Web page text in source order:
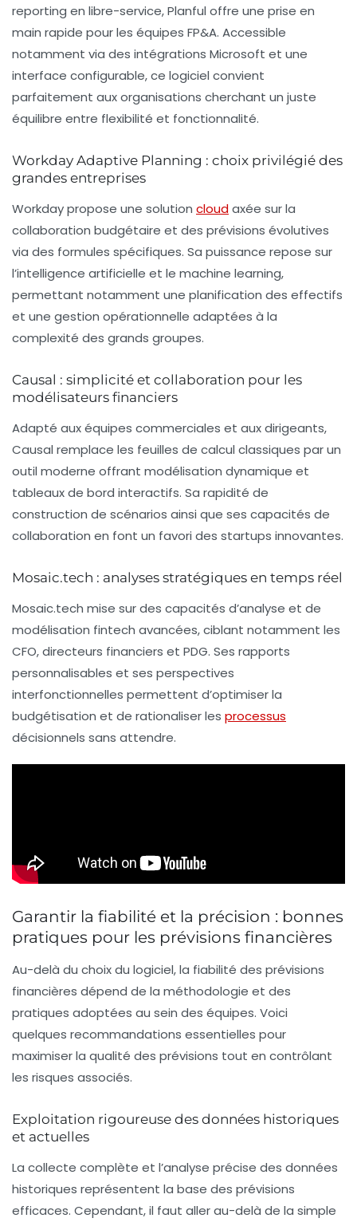
reporting en libre-service, Planful offre une prise en
main rapide pour les équipes FP&A. Accessible
notamment via des intégrations Microsoft et une
interface configurable, ce logiciel convient
parfaitement aux organisations cherchant un juste
équilibre entre flexibilité et fonctionnalité.
Workday Adaptive Planning : choix privilégié des
grandes entreprises
Workday propose une solution cloudaxée sur la
collaboration budgétaire et des prévisions évolutives
via des formules spécifiques. Sa puissance repose sur
l’intelligence artificielle et le machine learning,
permettant notamment une planification des effectifs
et une gestion opérationnelle adaptées à la
complexité des grands groupes.
Causal : simplicité et collaboration pour les
modélisateurs financiers
Adapté aux équipes commerciales et aux dirigeants,
Causal remplace les feuilles de calcul classiques par un
outil moderne offrant modélisation dynamique et
tableaux de bord interactifs. Sa rapidité de
construction de scénarios ainsi que ses capacités de
collaboration en font un favori des startups innovantes.
Mosaic.tech : analyses stratégiques en temps réel
Mosaic.tech mise sur des capacités d’analyse et de
modélisation fintech avancées, ciblant notamment les
CFO, directeurs financiers et PDG. Ses rapports
personnalisables et ses perspectives
interfonctionnelles permettent d’optimiser la
budgétisation et de rationaliser les processus
décisionnels sans attendre.
Garantir la fiabilité et la précision : bonnes
pratiques pour les prévisions financières
Au-delà du choix du logiciel, la fiabilité des prévisions
financières dépend de la méthodologie et des
pratiques adoptées au sein des équipes. Voici
quelques recommandations essentielles pour
maximiser la qualité des prévisions tout en contrôlant
les risques associés.
Exploitation rigoureuse des données historiques
et actuelles
La collecte complète et l’analyse précise des données
historiques représentent la base des prévisions
efficaces. Cependant, il faut aller au-delà de la simple